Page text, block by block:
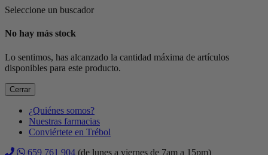
Seleccione un buscador
No hay más stock
Lo sentimos, has alcanzado la cantidad máxima de artículos
disponibles para este producto.
Cerrar
¿Quiénes somos?
Nuestras farmacias
Conviértete en Trébol
659 761 904 (de lunes a viernes de 7am a 15pm)